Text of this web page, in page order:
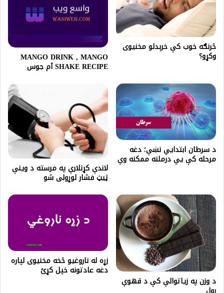
څرنګه خوب کې خرېدلو مخنیوی
وکړو؟ MANGO DRINK , MANGO
SHAKE RECIPE آم جوس
د سرطان ابتدايي نښې؛ دغه
مرحله کې يي درملنه ممکنه وي
لاندې کړنلارې په مرسته د وینې
ټیټ فشار لوړولی شو
د وزن په زیاتوالي کې د قهوې
زړه له ناروغیو څخه مخنیوی لپاره
دغه عادتونه خپل کړئ